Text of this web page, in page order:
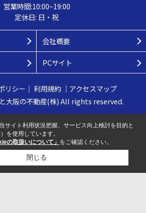
営業時間:10:00~19:00
定休日: 日・祝
会社概要
PCサイト
リシー ｜ 利用規約｜ アクセスマップ
大阪の不動産(株) All rights reserved.
サイト利用状況把握、サービス向上検討を目的と
を使用しています。
の取扱いについて」 をご確認ください。
閉じる